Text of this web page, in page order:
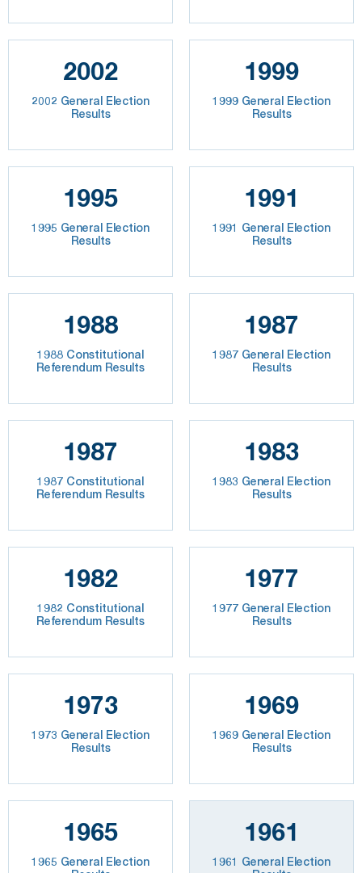
2002
2002 General Election
Results
1999
1999 General Election
Results
1995
1995 General Election
Results
1991
1991 General Election
Results
1988
1988 Constitutional
Referendum Results
1987
1987 General Election
Results
1987
1987 Constitutional
Referendum Results
1983
1983 General Election
Results
1982
1982 Constitutional
Referendum Results
1977
1977 General Election
Results
1973
1973 General Election
Results
1969
1969 General Election
Results
1965
1965 General Election
1961
1961 General Election